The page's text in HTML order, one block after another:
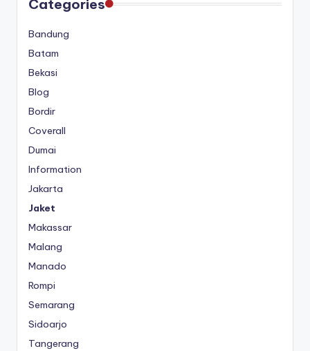
Categories
Bandung
Batam
Bekasi
Blog
Bordir
Coverall
Dumai
Information
Jakarta
Jaket
Makassar
Malang
Manado
Rompi
Semarang
Sidoarjo
Tangerang